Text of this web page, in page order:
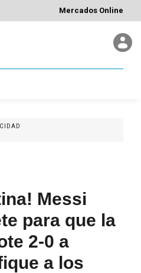
Mercados Online
Messi
para que la
2-0 a
a los